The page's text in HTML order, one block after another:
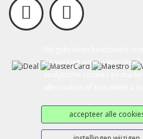
de werking van de website.
accepteer alle